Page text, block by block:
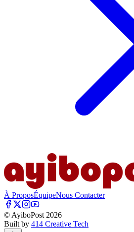
À ProposÉquipeNous Contacter
© AyiboPost 2026
Built by 414 Creative Tech